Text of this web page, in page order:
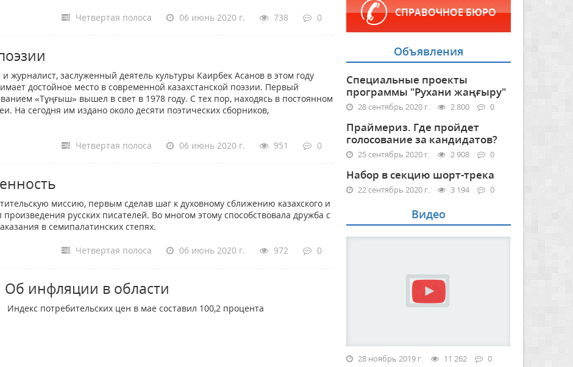
Четвертая полоса 06 июнь 2020 г. 738 0
журналист, заслуженный деятель культуры Каирбек Асанов в этом году
достойное место в современной казахстанской поэзии. Первый
«Тұңғыш» вышел в свет в 1978 году. С тех пор, находясь в постоянном
На сегодня им издано около десяти поэтических сборников,
Четвертая полоса 06 июнь 2020 г. 951 0
миссию, первым сделав шаг к духовному сближению казахского и
русских писателей. Во многом этому способствовала дружба с
в семипалатинских степях.
Четвертая полоса 06 июнь 2020 г. 972 0
Об инфляции в области
Индекс потребительских цен в мае составил 100,2 процента
СПРАВОЧНОЕ БЮРО
Объявления
Специальные проекты
программы "Рухани жаңғыру"
28 сентябрь 2020 г. 2 800 0
Праймериз. Где пройдет
голосование за кандидатов?
25 сентябрь 2020 г. 2 908 0
Набор в секцию шорт-трека
22 сентябрь 2020 г. 3 194 0
Видео
28 ноябрь 2019 г. 11 262 0